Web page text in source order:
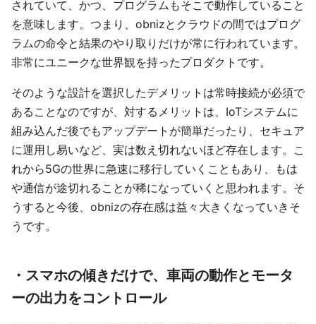
されていて、かつ、プログラムもそこで動作していること
を意味します。つまり、obnizとクラウドの間ではプログ
ラムの命令と結果のやり取りだけが常に行われています。
非常にユニークな世界観を持ったプロダクトです。
そのような設計を選択したデメリットは常時接続が必須で
あることなのですが、対するメリットは、IoTシステムに
組み込んだ後でもアップデートが簡単だったり、セキュア
に運用し易いなど、実は数え切れないほど存在します。こ
れから5Gの世界に急速に移行していくこともあり、もは
や通信が途切れることが稀になっていくと思われます。そ
うすると今後、obnizの存在感は益々大きくなっていきそ
うです。
・スマホの傾きだけで、車両の動作とモータ
ーの出力をコントロール